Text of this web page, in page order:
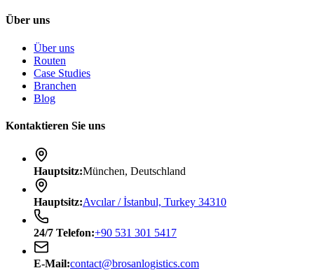
Über uns
Über uns
Routen
Case Studies
Branchen
Blog
Kontaktieren Sie uns
Hauptsitz:München, Deutschland
Hauptsitz:Avcılar / İstanbul, Turkey 34310
24/7 Telefon:+90 531 301 5417
E-Mail:contact@brosanlogistics.com